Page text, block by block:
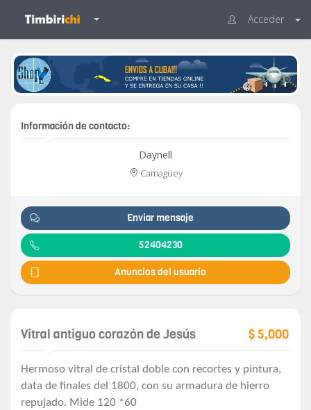
Acceder
Información de contacto:
Daynell
Camagüey
Enviar mensaje
52404230
Anuncios del usuario
Vitral antiguo corazón de Jesús $ 5,000
Hermoso vitral de cristal doble con recortes y pintura,
data de finales del 1800, con su armadura de hierro
repujado. Mide 120 *60